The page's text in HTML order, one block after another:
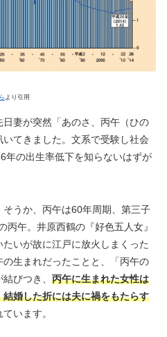
より引用
妻が突然「あのさ、丙午（ひの
てきました。文系で受験し社会
年の出生率低下を知らないはずが
うか、丙午は60年周期、第三子
午。井原西鶴の『好色五人女』
いが故に江戸に放火しまくった
生まれだったことと、「丙午の
びつき、 丙午に生まれた女性は
婚した折には夫に禍をもたらす
ています。